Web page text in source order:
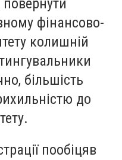
фінансово-
колишній
більшість
до
пообіцяв